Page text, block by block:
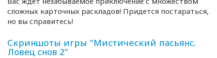
сложных карточных раскладов! Придется постараться,
но вы справитесь!
Скриншоты игры "Мистический пасьянс.
Ловец снов 2"